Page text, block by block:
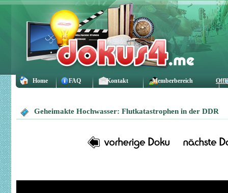
Home FAQ Kontakt Memberbereich
Geheimakte Hochwasser: Flutkatastrophen in der DDR